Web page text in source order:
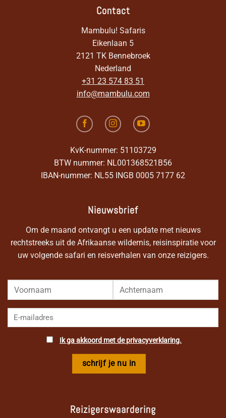
Contact
Mambulu! Safaris
Eikenlaan 5
2121 TK Bennebroek
Nederland
+31 23 574 83 51
info@mambulu.com
KvK-nummer: 51103729
BTW nummer: NL001368521B56
IBAN-nummer: NL55 INGB 0005 7177 62
Nieuwsbrief
Om de maand ontvangt u een update met nieuws
rechtstreeks uit de Afrikaanse wildernis, reisinspiratie voor
uw volgende safari en reisverhalen van onze reizigers.
Ik ga akkoord met de privacyverklaring.
Reizigerswaardering